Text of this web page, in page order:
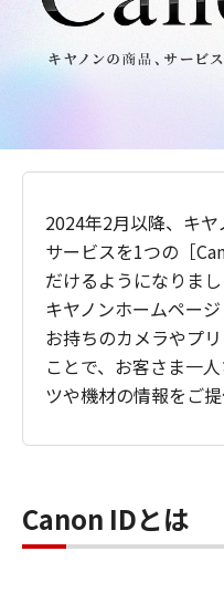
2024年2月以降、キ
サービスを1つの［
だけるようになりまし
キヤノンホームペー
お持ちのカメラやプ
ことで、お客さま一
ツや機材の情報をご提
Canon IDとは